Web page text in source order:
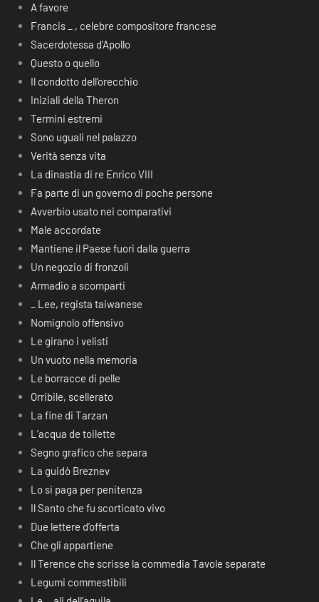
A favore
Francis _ , celebre compositore francese
Sacerdotessa d’Apollo
Questo o quello
Il condotto dell’orecchio
Iniziali della Theron
Termini estremi
Sono uguali nel palazzo
Verità senza vita
La dinastia di re Enrico VIII
Fa parte di un governo di poche persone
Avverbio usato nei comparativi
Male accordate
Mantiene il Paese fuori dalla guerra
Un negozio di fronzoli
Armadio a scomparti
_ Lee, regista taiwanese
Nomignolo offensivo
Le girano i velisti
Un vuoto nella memoria
Le borracce di pelle
Orribile, scellerato
La fine di Tarzan
L’acqua de toilette
Segno grafico che separa
La guidò Breznev
Lo si paga per penitenza
Il Santo che fu scorticato vivo
Due lettere d’offerta
Che gli appartiene
Il Terence che scrisse la commedia Tavole separate
Legumi commestibili